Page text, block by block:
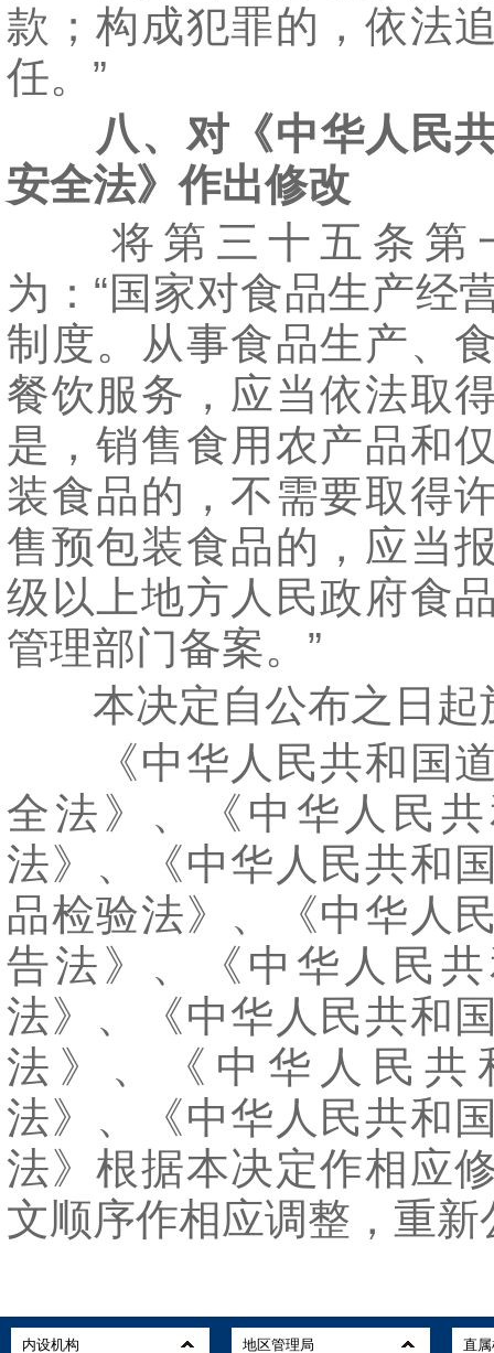
款；构成犯罪的，依法
任。”
八、对《中华人民
安全法》作出修改
将第三十五条第
为：“国家对食品生产经
制度。从事食品生产、
餐饮服务，应当依法取
是，销售食用农产品和
装食品的，不需要取得
售预包装食品的，应当
级以上地方人民政府食
管理部门备案。”
本决定自公布之日起
《中华人民共和国道
全法》、《中华人民
法》、《中华人民共和
品检验法》、《中华人
告法》、《中华人民
法》、《中华人民共和
法》、《中华人民共
法》、《中华人民共和
法》根据本决定作相应
文顺序作相应调整，重新